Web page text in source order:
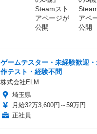
ゲームテスター・未経験歓迎
作テスト・経験不問
株式会社ELM
埼玉県
月給32万3,600円～59万円
正社員